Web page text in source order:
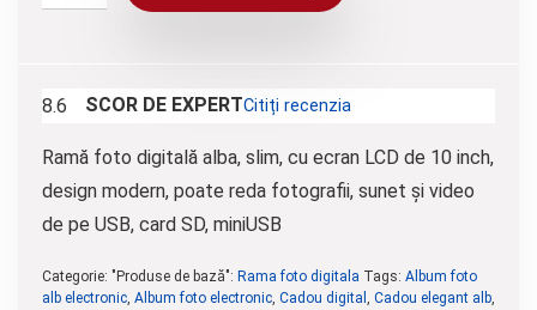
8.6 SCOR DE EXPERTCitiți recenzia
Ramă foto digitală alba, slim, cu ecran LCD de 10 inch,
design modern, poate reda fotografii, sunet și video
de pe USB, card SD, miniUSB
Categorie: "Produse de bază": Rama foto digitala Tags: Album foto
alb electronic, Album foto electronic, Cadou digital , Cadou elegant alb,